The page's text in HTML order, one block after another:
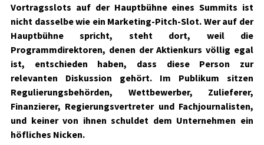
Vortragsslots auf der Hauptbühne eines Summits ist
nicht dasselbe wie ein Marketing-Pitch-Slot. Wer auf der
Hauptbühne spricht, steht dort, weil die
Programmdirektoren, denen der Aktienkurs völlig egal
ist, entschieden haben, dass diese Person zur
relevanten Diskussion gehört. Im Publikum sitzen
Regulierungsbehörden, Wettbewerber, Zulieferer,
Finanzierer, Regierungsvertreter und Fachjournalisten,
und keiner von ihnen schuldet dem Unternehmen ein
höfliches Nicken.